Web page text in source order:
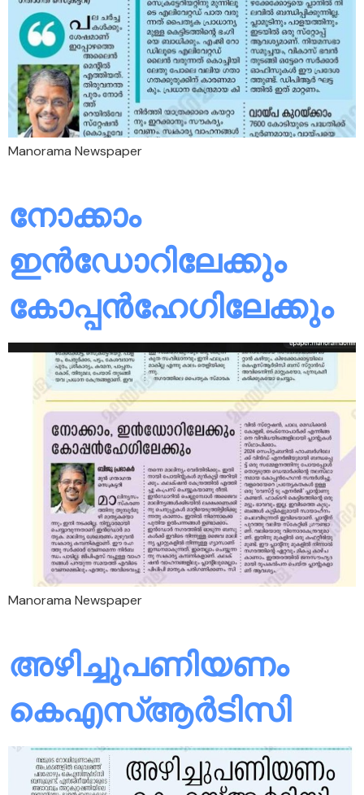
Manorama Newspaper
നോക്കാം
ഇൻഡോറിലേക്കും
കോപ്പൻഹേഗിലേക്കും
Manorama Newspaper
അഴിച്ചുപണിയണം
കെഎസ്ആർടിസി